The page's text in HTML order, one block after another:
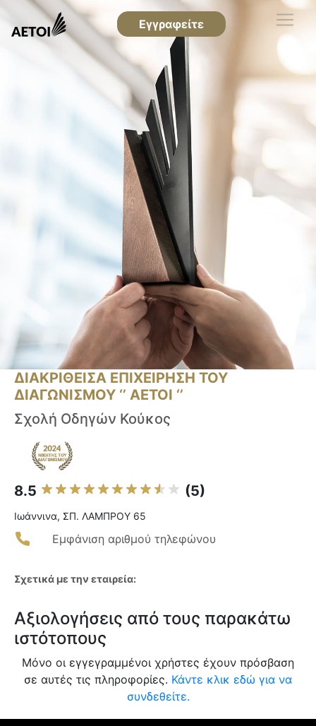
Εγγραφείτε
ΔΙΑΚΡΙΘΕΙΣΑ ΕΠΙΧΕΙΡΗΣΗ ΤΟΥ
ΔΙΑΓΩΝΙΣΜΟΥ ‘’ ΑΕΤΟΙ ‘’
Σχολή Οδηγών Κούκος
8.5 (5)
Ιωάννινα, ΣΠ. ΛΑΜΠΡΟΥ 65
Εμφάνιση αριθμού τηλεφώνου
Σχετικά με την εταιρεία:
Αξιολογήσεις από τους παρακάτω
ιστότοπους
Μόνο οι εγγεγραμμένοι χρήστες έχουν πρόσβαση
σε αυτές τις πληροφορίες. Κάντε κλικ εδώ για να
συνδεθείτε.